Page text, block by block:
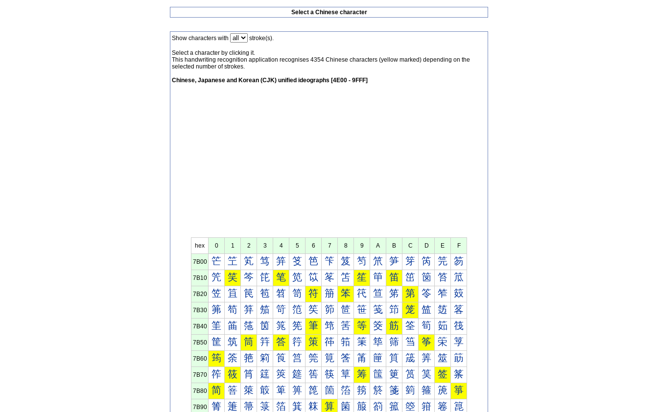
Select a Chinese character
Show characters with stroke(s).
Select a character by clicking it.
This handwriting recognition application recognises 4354 Chinese characters (yellow marked) depending on the
selected number of strokes.
Chinese, Japanese and Korean (CJK) unified ideographs [4E00 - 9FFF]
hex 0 1 2 3 4 5 6 7 8 9 A B C D E F
7B00 笀 笁 笂 笃 笄 笅 笆 笇 笈 笉 笊 笋 笌 笍 笎 笏
7B10 笐 笑 笒 笓 笔 笕 笖 笗 笘 笙 笚 笛 笜 笝 笞 笟
7B20 笠 笡 笢 笣 笤 笥 符 笧 笨 笩 笪 笫 第 笭 笮 笯
7B30 笰 笱 笲 笳 笴 笵 笶 笷 笸 笹 笺 笻 笼 笽 笾 笿
7B40 筀 筁 筂 筃 筄 筅 筆 筇 筈 等 筊 筋 筌 筍 筎 筏
7B50 筐 筑 筒 筓 答 筕 策 筗 筘 筙 筚 筛 筜 筝 筞 筟
7B60 筠 筡 筢 筣 筤 筥 筦 筧 筨 筩 筪 筫 筬 筭 筮 筯
7B70 筰 筱 筲 筳 筴 筵 筶 筷 筸 筹 筺 筻 筼 筽 签 筿
7B80 简 箁 箂 箃 箄 箅 箆 箇 箈 箉 箊 箋 箌 箍 箎 箏
7B90 箐 箑 箒 箓 箔 箕 箖 算 箘 箙 箚 箛 箜 箝 箞 箟